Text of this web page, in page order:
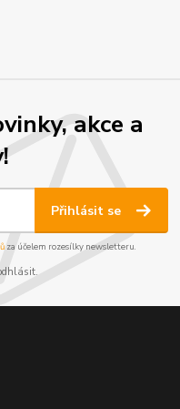
akce a
Přihlásit se
za účelem rozesílky newsletteru.